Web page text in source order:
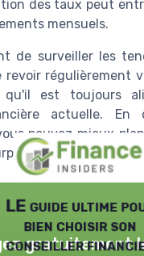
des taux peut
mensuels.
de surveiller les
régulièrement
qu'il est toujours
actuelle. En
pouvez mieux
désagréables.
LE guide ultime
bien choisir son
conseiller
gratuitement